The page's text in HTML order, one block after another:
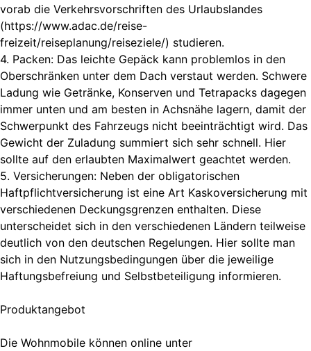
vorab die Verkehrsvorschriften des Urlaubslandes
(https://www.adac.de/reise-
freizeit/reiseplanung/reiseziele/) studieren.
4. Packen: Das leichte Gepäck kann problemlos in den
Oberschränken unter dem Dach verstaut werden. Schwere
Ladung wie Getränke, Konserven und Tetrapacks dagegen
immer unten und am besten in Achsnähe lagern, damit der
Schwerpunkt des Fahrzeugs nicht beeinträchtigt wird. Das
Gewicht der Zuladung summiert sich sehr schnell. Hier
sollte auf den erlaubten Maximalwert geachtet werden.
5. Versicherungen: Neben der obligatorischen
Haftpflichtversicherung ist eine Art Kaskoversicherung mit
verschiedenen Deckungsgrenzen enthalten. Diese
unterscheidet sich in den verschiedenen Ländern teilweise
deutlich von den deutschen Regelungen. Hier sollte man
sich in den Nutzungsbedingungen über die jeweilige
Haftungsbefreiung und Selbstbeteiligung informieren.
Produktangebot
Die Wohnmobile können online unter